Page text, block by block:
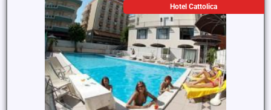
Hotel Cattolica